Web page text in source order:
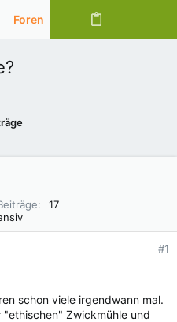
Foren Aktuelles
17
#1
schon viele irgendwann mal.
Zwickmühle und